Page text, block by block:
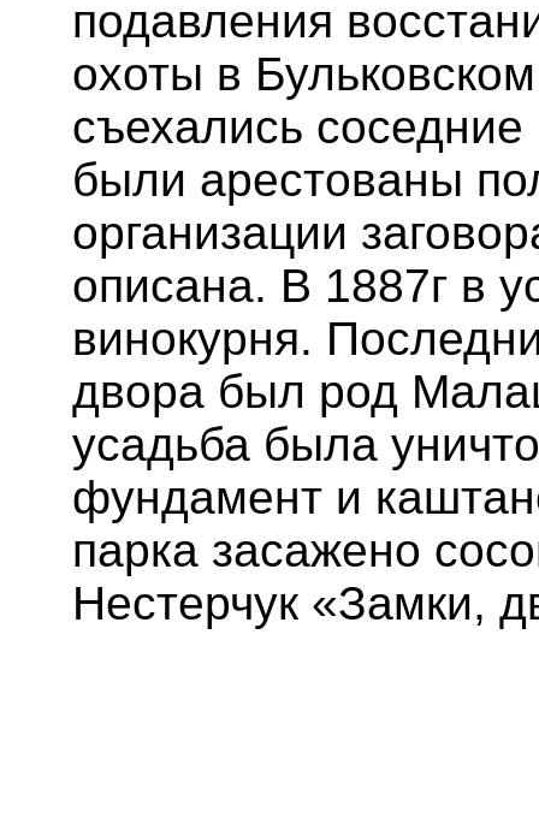
подавления
охоты в
съехались
были арестованы
организации
описана. В 1887г в
винокурня.
двора был род
усадьба была
фундамент и
парка засажено
Нестерчук «Замки,